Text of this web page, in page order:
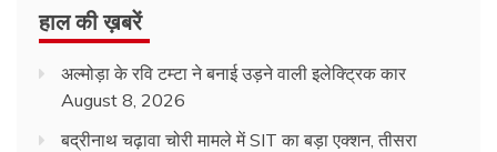
हाल की ख़बरें
अल्मोड़ा के रवि टम्टा ने बनाई उड़ने वाली इलेक्ट्रिक कार
August 8, 2026
बद्रीनाथ चढ़ावा चोरी मामले में SIT का बड़ा एक्शन, तीसरा